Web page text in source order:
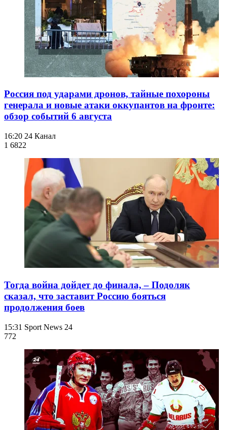
Россия под ударами дронов, тайные похороны
генерала и новые атаки оккупантов на фронте:
обзор событий 6 августа
16:20 24 Канал
1 6822
Тогда война дойдет до финала, – Подоляк
сказал, что заставит Россию бояться
продолжения боев
15:31 Sport News 24
772